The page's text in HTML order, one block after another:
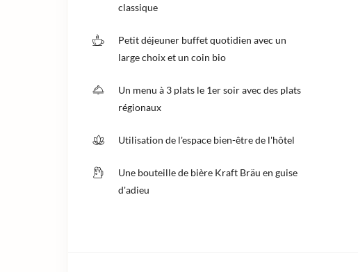
classique
Petit déjeuner buffet quotidien avec un
large choix et un coin bio
Un menu à 3 plats le 1er soir avec des plats
régionaux
Utilisation de l'espace bien-être de l'hôtel
Une bouteille de bière Kraft Bräu en guise
d'adieu